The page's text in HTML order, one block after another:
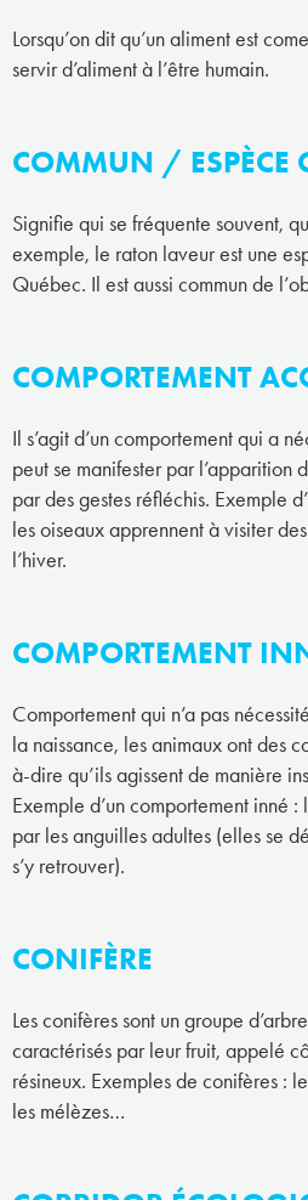
Lorsqu’on dit qu’un aliment est
servir d’aliment à l’être humain.
COMMUN / ESPÈCE
Signifie qui se fréquente souvent,
exemple, le raton laveur est une
Québec. Il est aussi commun de
COMPORTEMENT
Il s’agit d’un comportement qui a
peut se manifester par l’apparition
par des gestes réfléchis. Exemple
les oiseaux apprennent à visiter
l’hiver.
COMPORTEMENT
Comportement qui n’a pas
la naissance, les animaux ont des
à-dire qu’ils agissent de manière
Exemple d’un comportement inné
par les anguilles adultes (elles se
s’y retrouver).
CONIFÈRE
Les conifères sont un groupe
caractérisés par leur fruit, appelé
résineux. Exemples de conifères :
les mélèzes…